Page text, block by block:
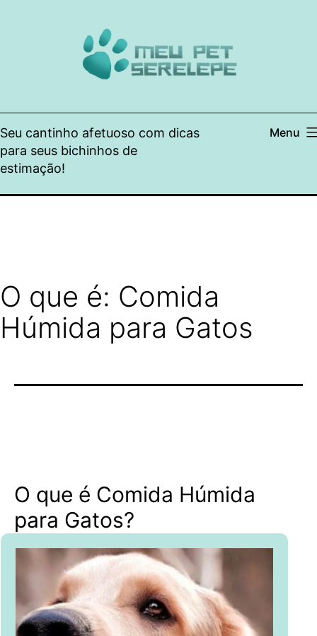
Seu cantinho afetuoso com dicas
para seus bichinhos de
estimação!
Menu
O que é: Comida
Húmida para Gatos
O que é Comida Húmida
para Gatos?